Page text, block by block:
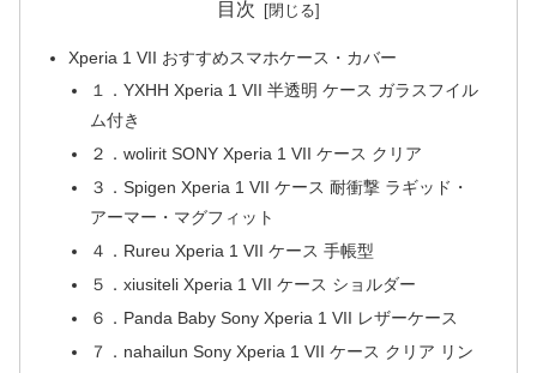
目次
Xperia 1 VII おすすめスマホケース・カバー
１．YXHH Xperia 1 VII 半透明 ケース ガラスフイル
ム付き
２．wolirit SONY Xperia 1 VII ケース クリア
３．Spigen Xperia 1 VII ケース 耐衝撃 ラギッド・
アーマー・マグフィット
４．Rureu Xperia 1 VII ケース 手帳型
５．xiusiteli Xperia 1 VII ケース ショルダー
６．Panda Baby Sony Xperia 1 VII レザーケース
７．nahailun Sony Xperia 1 VII ケース クリア リン